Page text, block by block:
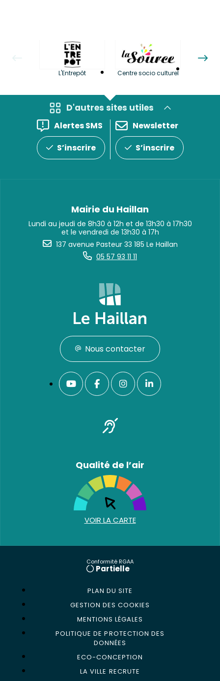
L'Entrepôt Centre socio culturel
D'autres sites utiles
Alertes SMS
S’inscrire
Newsletter
S’inscrire
Mairie du Haillan
Lundi au jeudi de 8h30 à 12h et de 13h30 à 17h30
et le vendredi de 13h30 à 17h
137 avenue Pasteur 33 185 Le Haillan
05 57 93 11 11
Nous contacter
Qualité de l’air
VOIR LA CARTE
Conformité RGAA
Partielle
PLAN DU SITE
GESTION DES COOKIES
MENTIONS LÉGALES
POLITIQUE DE PROTECTION DES
DONNÉES
ECO-CONCEPTION
LA VILLE RECRUTE